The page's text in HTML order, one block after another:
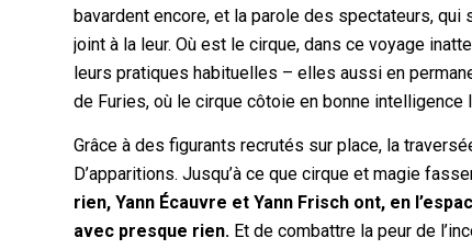
bavardent encore, et la parole des spectateurs, qui
joint à la leur. Où est le cirque, dans ce voyage
leurs pratiques habituelles – elles aussi en
de Furies, où le cirque côtoie en bonne intelligence
Grâce à des figurants recrutés sur place, la
D’apparitions. Jusqu’à ce que cirque et magie
rien, Yann Écauvre et Yann Frisch ont, en
avec presque rien. Et de combattre la peur de